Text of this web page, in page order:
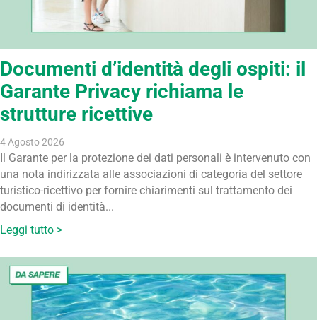
Documenti d’identità degli ospiti: il
Garante Privacy richiama le
strutture ricettive
4 Agosto 2026
Il Garante per la protezione dei dati personali è intervenuto con
una nota indirizzata alle associazioni di categoria del settore
turistico-ricettivo per fornire chiarimenti sul trattamento dei
documenti di identità...
Leggi tutto >